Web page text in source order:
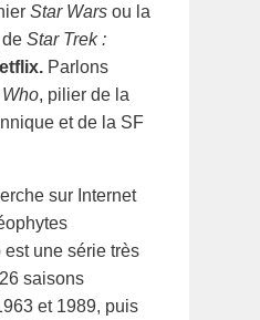
Star Wars ou la
Star Trek :
Parlons
, pilier de la
et de la SF
sur Internet
une série très
saisons
et 1989, puis